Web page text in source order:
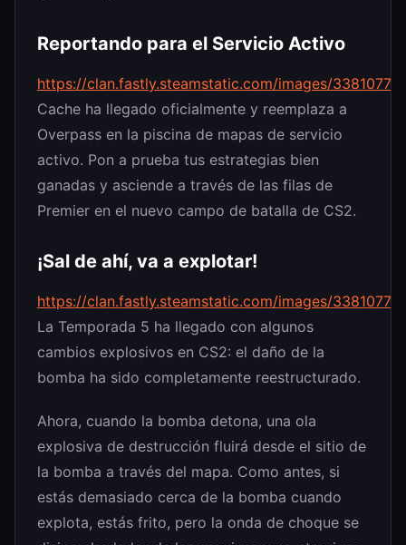
Reportando para el Servicio Activo
https://clan.fastly.steamstatic.com/images/
Cache ha llegado oficialmente y reemplaza a
Overpass en la piscina de mapas de servicio
activo. Pon a prueba tus estrategias bien
ganadas y asciende a través de las filas de
Premier en el nuevo campo de batalla de CS2.
¡Sal de ahí, va a explotar!
https://clan.fastly.steamstatic.com/images/
La Temporada 5 ha llegado con algunos
cambios explosivos en CS2: el daño de la
bomba ha sido completamente reestructurado.
Ahora, cuando la bomba detona, una ola
explosiva de destrucción fluirá desde el sitio de
la bomba a través del mapa. Como antes, si
estás demasiado cerca de la bomba cuando
explota, estás frito, pero la onda de choque se